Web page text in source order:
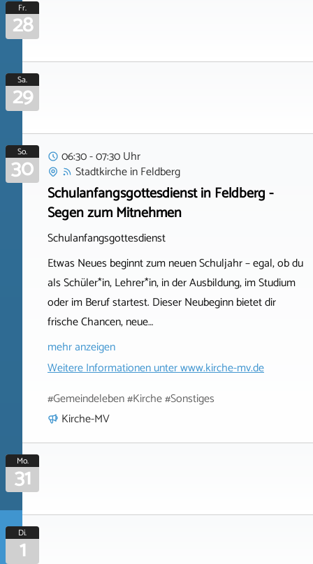
Fr.
28
Sa.
29
So.
30
06:30 - 07:30 Uhr
StadtkircheinFeldberg
Schulanfangsgottesdienst in Feldberg -
Segen zum Mitnehmen
Schulanfangsgottesdienst
Etwas Neues beginnt zum neuen Schuljahr – egal, ob du
als Schüler*in, Lehrer*in, in der Ausbildung, im Studium
oder im Beruf startest. Dieser Neubeginn bietet dir
frische Chancen, neue…
mehr anzeigen
Weitere Informationen unterwww.kirche-mv.de
#Gemeindeleben #Kirche #Sonstiges
Kirche-MV
Mo.
31
Di.
1